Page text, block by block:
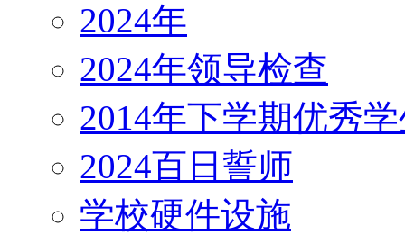
2024年
2024年领导检查
2014年下学期优秀
2024百日誓师
学校硬件设施